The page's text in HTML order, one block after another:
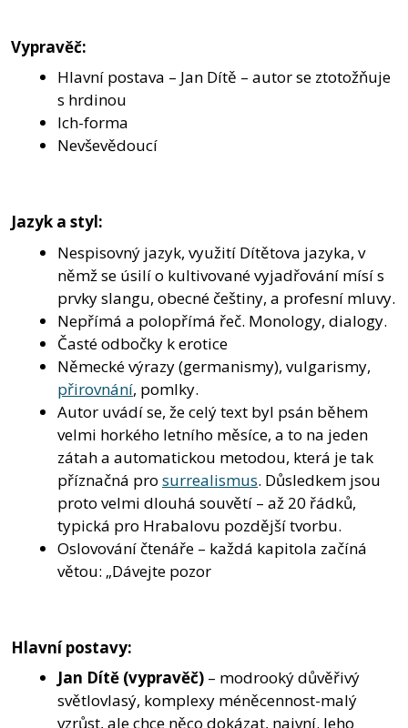
Vypravěč:
Hlavní postava – Jan Dítě – autor se ztotožňuje
s hrdinou
Ich-forma
Nevševědoucí
Jazyk a styl:
Nespisovný jazyk, využití Dítětova jazyka, v
němž se úsilí o kultivované vyjadřování mísí s
prvky slangu, obecné češtiny, a profesní mluvy.
Nepřímá a polopřímá řeč. Monology, dialogy.
Časté odbočky k erotice
Německé výrazy (germanismy), vulgarismy,
přirovnání, pomlky.
Autor uvádí se, že celý text byl psán během
velmi horkého letního měsíce, a to na jeden
zátah a automatickou metodou, která je tak
příznačná pro surrealismus. Důsledkem jsou
proto velmi dlouhá souvětí – až 20 řádků,
typická pro Hrabalovu pozdější tvorbu.
Oslovování čtenáře – každá kapitola začíná
větou: „Dávejte pozor
Hlavní postavy:
Jan Dítě (vypravěč) – modrooký důvěřivý
světlovlasý, komplexy méněcennost-malý
vzrůst, ale chce něco dokázat, naivní. Jeho